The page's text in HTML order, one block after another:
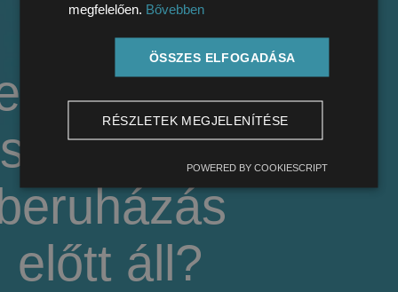
Egyedi
előtt áll?
megfelelően. Bővebben
ÖSSZES ELFOGADÁSA
RÉSZLETEK MEGJELENÍTÉSE
POWERED BY COOKIESCRIPT